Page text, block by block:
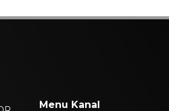
Menu Kanal